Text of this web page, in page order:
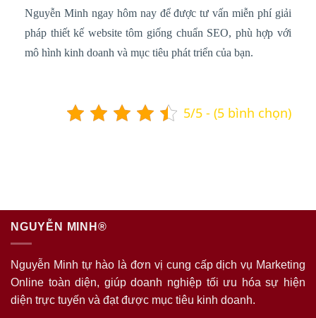
Nguyễn Minh ngay hôm nay để được tư vấn miễn phí giải
pháp thiết kế website tôm giống chuẩn SEO, phù hợp với
mô hình kinh doanh và mục tiêu phát triển của bạn.
5/5 - (5 bình chọn)
NGUYỄN MINH®
Nguyễn Minh tự hào là đơn vị cung cấp dịch vụ Marketing
Online toàn diện, giúp doanh nghiệp tối ưu hóa sự hiện
diện trực tuyến và đạt được mục tiêu kinh doanh.